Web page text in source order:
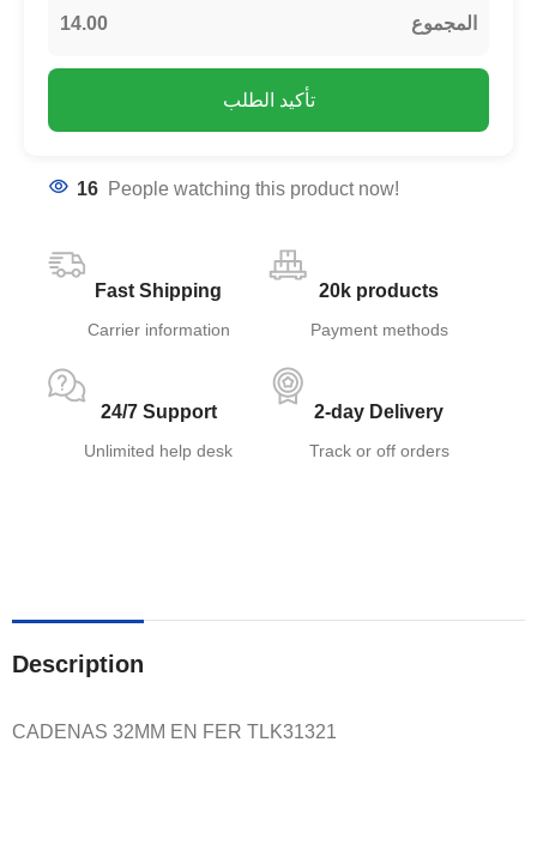
المجموع
14.00
تأكيد الطلب
16 People watching this product now!
Fast Shipping
Carrier information
20k products
Payment methods
24/7 Support
Unlimited help desk
2-day Delivery
Track or off orders
Description
CADENAS 32MM EN FER TLK31321